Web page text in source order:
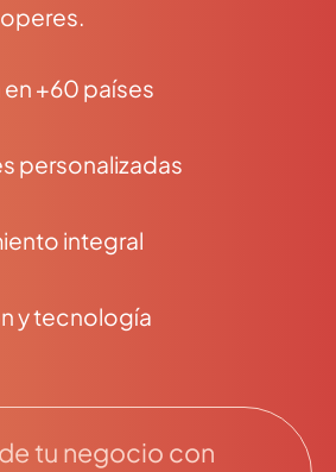
+60 países
personalizadas
integral
y tecnología
tu negocio con